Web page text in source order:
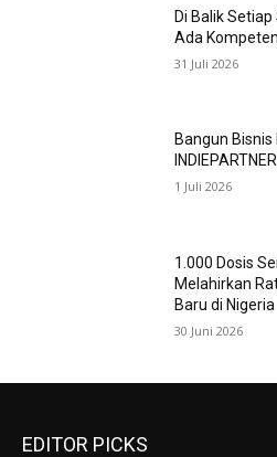
Di Balik
Ada
31 Juli 2026
Bangun
1 Juli 2026
1.000 Dosis
Melahirkan
Baru di Nigeria
30 Juni 2026
EDITOR PICKS